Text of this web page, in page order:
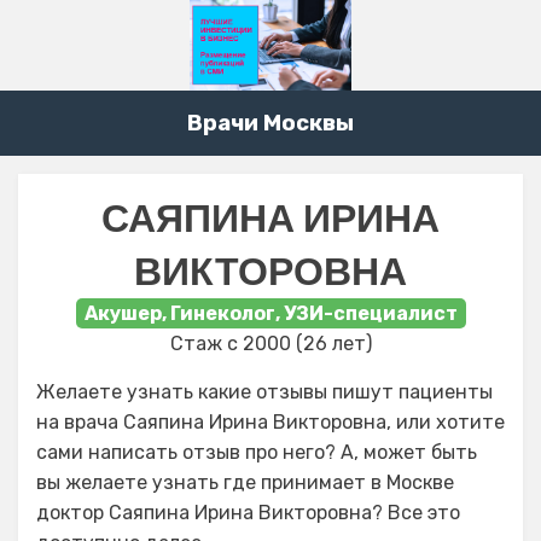
Врачи Москвы
САЯПИНА ИРИНА
ВИКТОРОВНА
Акушер, Гинеколог, УЗИ-специалист
Стаж с 2000 (26 лет)
Желаете узнать какие отзывы пишут пациенты
на врача Саяпина Ирина Викторовна, или хотите
сами написать отзыв про него? А, может быть
вы желаете узнать где принимает в Москве
доктор Саяпина Ирина Викторовна? Все это